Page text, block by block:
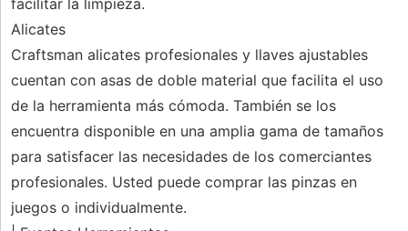
facilitar la limpieza.
Alicates
Craftsman alicates profesionales y llaves ajustables
cuentan con asas de doble material que facilita el uso
de la herramienta más cómoda. También se los
encuentra disponible en una amplia gama de tamaños
para satisfacer las necesidades de los comerciantes
profesionales. Usted puede comprar las pinzas en
juegos o individualmente.